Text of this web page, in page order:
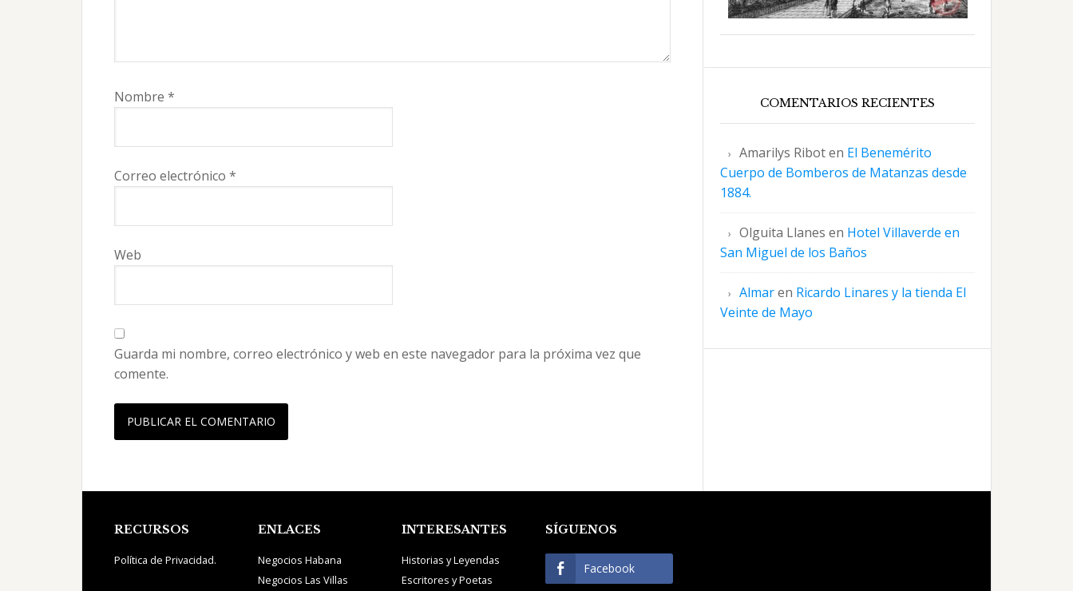
Nombre *
Correo electrónico *
Web
Guarda mi nombre, correo electrónico y web en este navegador para la próxima vez que
comente.
COMENTARIOS RECIENTES
Amarilys Riboten El Benemérito
Cuerpo de Bomberos de Matanzas desde
1884.
Olguita Llanes en Hotel Villaverde en
San Miguel de los Baños
Almaren Ricardo Linares y la tienda El
Veinte de Mayo
Footer
RECURSOS
Política de Privacidad.
ENLACES
Negocios Habana
Negocios Las Villas
INTERESANTES
Historias y Leyendas
Escritores y Poetas
SÍGUENOS
Facebook